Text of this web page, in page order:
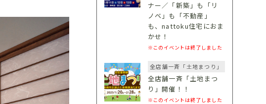
ナー／「新築」も「リ
ノベ」も「不動産」
も、nattoku住宅におま
かせ！
※このイベントは終了しました
全店舗一斉「土地まつり」
全店舗一斉「土地まつ
り」開催！！
※このイベントは終了しました